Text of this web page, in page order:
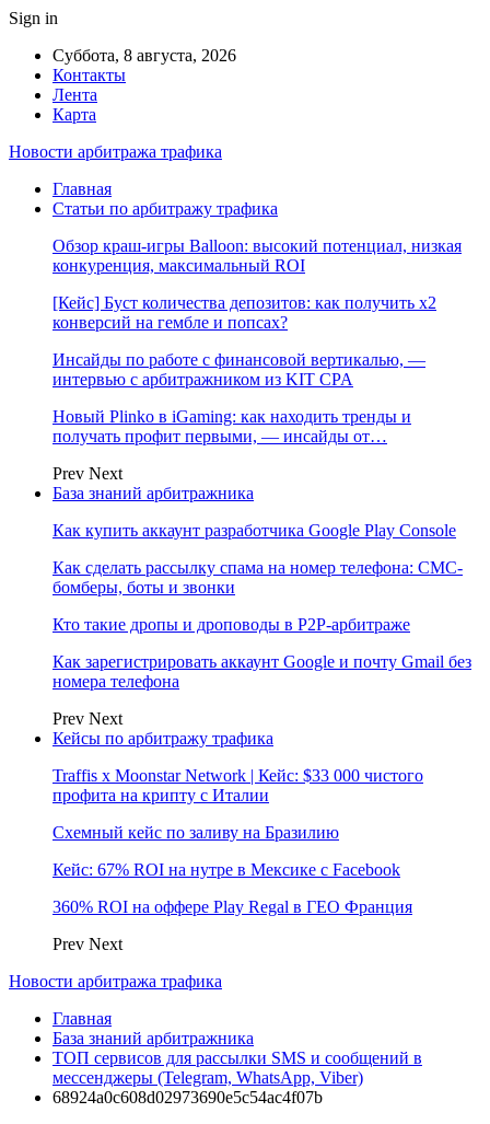
Sign in
Суббота, 8 августа, 2026
Контакты
Лента
Карта
Новости арбитража трафика
Главная
Статьи по арбитражу трафика
Обзор краш-игры Balloon: высокий потенциал, низкая
конкуренция, максимальный ROI
[Кейс] Буст количества депозитов: как получить х2
конверсий на гембле и попсах?
Инсайды по работе с финансовой вертикалью, —
интервью с арбитражником из KIT CPA
Новый Plinko в iGaming: как находить тренды и
получать профит первыми, — инсайды от…
Prev Next
База знаний арбитражника
Как купить аккаунт разработчика Google Play Console
Как сделать рассылку спама на номер телефона: СМС-
бомберы, боты и звонки
Кто такие дропы и дроповоды в P2P-арбитраже
Как зарегистрировать аккаунт Google и почту Gmail без
номера телефона
Prev Next
Кейсы по арбитражу трафика
Traffis x Moonstar Network | Кейс: $33 000 чистого
профита на крипту с Италии
Схемный кейс по заливу на Бразилию
Кейс: 67% ROI на нутре в Мексике с Facebook
360% ROI на оффере Play Regal в ГЕО Франция
Prev Next
Новости арбитража трафика
Главная
База знаний арбитражника
ТОП сервисов для рассылки SMS и сообщений в
мессенджеры (Telegram, WhatsApp, Viber)
68924a0c608d02973690e5c54ac4f07b